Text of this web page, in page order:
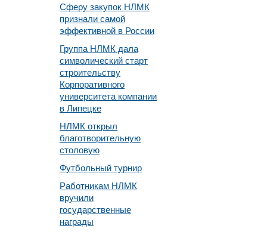
Сферу закупок НЛМК
признали самой
эффективной в России
Группа НЛМК дала
символический старт
строительству
Корпоративного
университета компании
в Липецке
НЛМК открыл
благотворительную
столовую
Футбольный турнир
Работникам НЛМК
вручили
государственные
награды